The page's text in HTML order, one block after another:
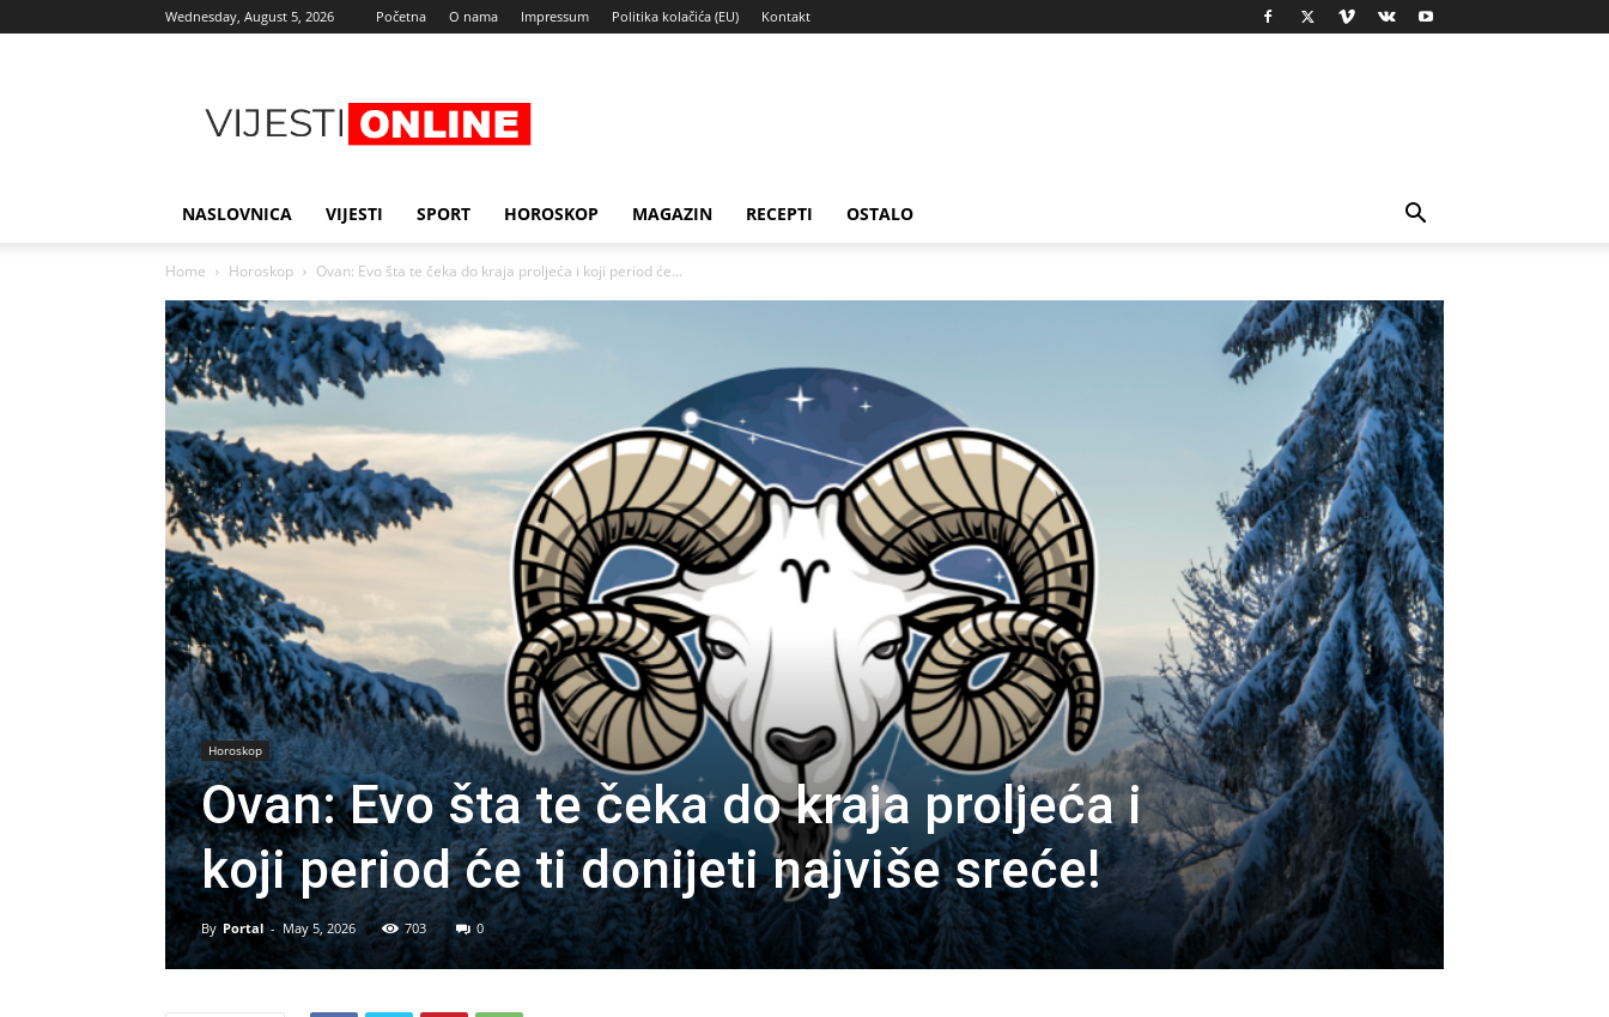
Wednesday, August 5, 2026 Početna O nama Impressum Politika kolačića (EU) Kontakt
vijesti
NASLOVNICA VIJESTI SPORT HOROSKOP MAGAZIN RECEPTI OSTALO
Home Horoskop Ovan: Evo šta te čeka do kraja proljeća i koji period će...
Horoskop
Ovan: Evo šta te čeka do kraja proljeća i
koji period će ti donijeti najviše sreće!
By Portal - May 5, 2026 703 0